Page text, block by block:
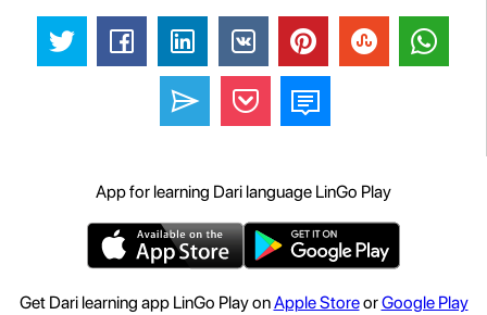
App for learning Dari language LinGo Play
Get Dari learning app LinGo Play onApple StoreorGoogle Play